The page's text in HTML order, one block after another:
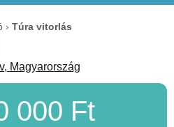
Túra vitorlás
Magyarország
000 Ft